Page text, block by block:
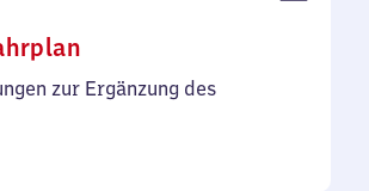
342
zur Ergänzung des